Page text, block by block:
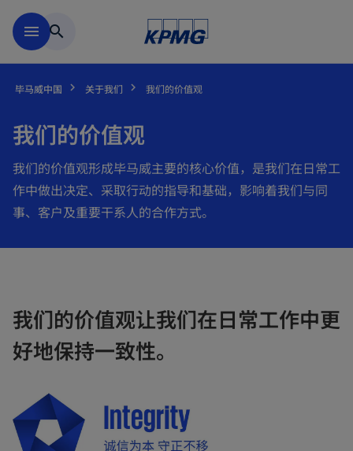
menu search
毕马威中国 关于我们 我们的价值观
我们的价值观
我们的价值观形成毕马威主要的核心价值，是我们在日常工
作中做出决定、采取行动的指导和基础，影响着我们与同
事、客户及重要干系人的合作方式。
我们的价值观让我们在日常工作中更
好地保持一致性。